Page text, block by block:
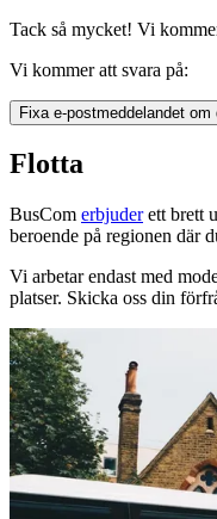
Tack så mycket! Vi
Vi kommer att svara på:
Fixa e-postmeddelandet
Flotta
BusCom erbjuderett brett
beroende på regionen där
Vi arbetar endast med
platser. Skicka oss din